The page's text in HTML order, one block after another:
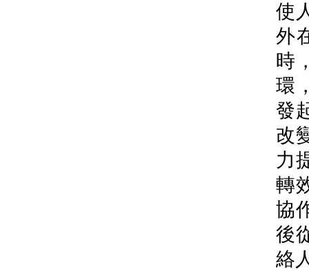
使
外
時
環
發
改
力
轉
協
後
絡